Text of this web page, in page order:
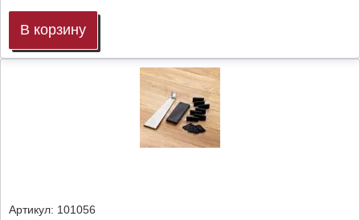
В корзину
Артикул: 101056